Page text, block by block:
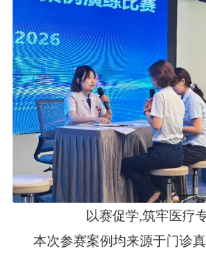
以赛促学,筑牢医疗
本次参赛案例均来源于门诊